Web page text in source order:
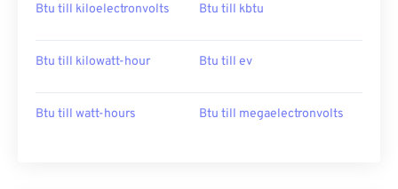
Btu till kiloelectronvolts Btu till kbtu
Btu till kilowatt-hour Btu till ev
Btu till watt-hours Btu till megaelectronvolts